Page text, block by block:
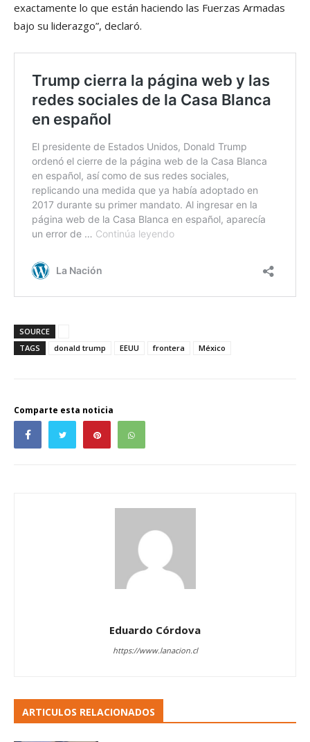
exactamente lo que están haciendo las Fuerzas Armadas
bajo su liderazgo”, declaró.
SOURCE
TAGS
donald trump EEUU frontera México
Comparte esta noticia
Eduardo Córdova
https://www.lanacion.cl
ARTICULOS RELACIONADOS